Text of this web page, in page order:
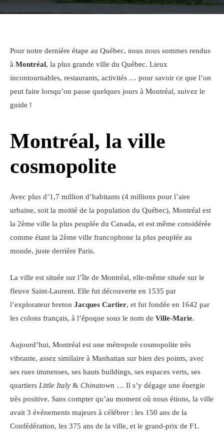
Pour notre dernière étape au Québec, nous nous sommes rendus
à Montréal, la plus grande ville du Québec. Lieux
incontournables, restaurants, activités … pour savoir ce que l’on
peut faire lorsqu’on passe quelques jours à Montréal, suivez le
guide !
Montréal, la ville
cosmopolite
Avec plus d’1,7 million d’habitants (4 millions pour l’aire
urbaine, soit la moitié de la population du Québec), Montréal est
la 2ème ville la plus peuplée du Canada, et est même considérée
comme étant la 2ème ville francophone la plus peuplée au
monde, juste derrière Paris.
La ville est située sur l’île de Montréal, elle-même située sur le
fleuve Saint-Laurent. Elle fut découverte en 1535 par
l’explorateur breton Jacques Cartier, et fut fondée en 1642 par
les colons français, à l’époque sous le nom de Ville-Marie.
Aujourd’hui, Montréal est une métropole cosmopolite très
vibrante, assez similaire à Manhattan sur bien des points, avec
ses rues immenses, ses hauts buildings, ses espaces verts, ses
quartiers Little Italy & Chinatown … Il s’y dégage une énergie
très positive. Sans compter qu’au moment où nous étions, la ville
avait 3 événements majeurs à célébrer : les 150 ans de la
Confédération, les 375 ans de la ville, et le grand-prix de F1.